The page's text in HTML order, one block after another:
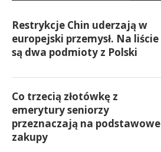
Restrykcje Chin uderzają w
europejski przemysł. Na liście
są dwa podmioty z Polski
Co trzecią złotówkę z
emerytury seniorzy
przeznaczają na podstawowe
zakupy